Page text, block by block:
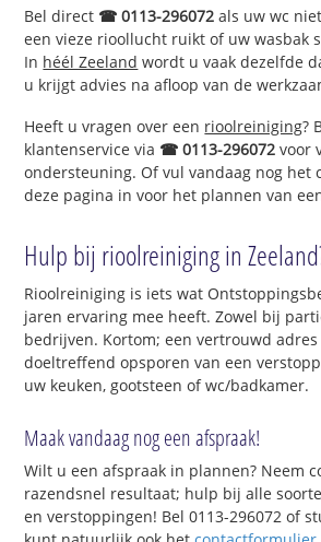
Bel direct ☎ 0113-296072 als uw wc
een vieze rioollucht ruikt of uw wasbak
In héél Zeeland wordt u vaak dezelfde
u krijgt advies na afloop van de
Heeft u vragen over een rioolreiniging?
klantenservice via ☎ 0113-296072 voor
ondersteuning. Of vul vandaag nog het
deze pagina in voor het plannen van
Hulp bij rioolreiniging in
Rioolreiniging is iets wat
jaren ervaring mee heeft. Zowel bij
bedrijven. Kortom; een vertrouwd
doeltreffend opsporen van een
uw keuken, gootsteen of wc/badkamer.
Maak vandaag nog een afspraak!
Wilt u een afspraak in plannen? Neem
razendsnel resultaat; hulp bij alle
en verstoppingen! Bel 0113-296072 of